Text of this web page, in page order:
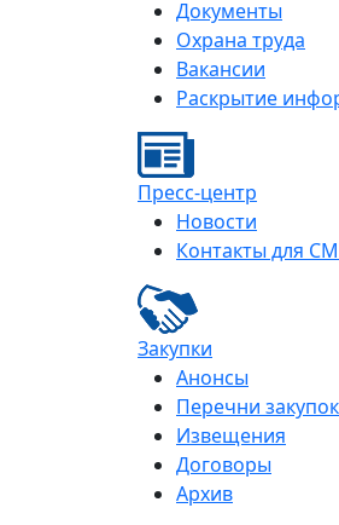
Документы
Охрана труда
Вакансии
Раскрытие
Пресс-центр
Новости
Контакты для
Закупки
Анонсы
Перечни
Извещения
Договоры
Архив